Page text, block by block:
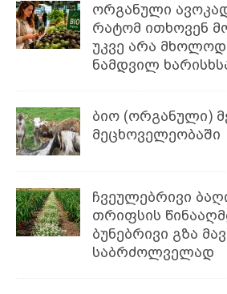
ორგანული
რატომ ითხოვენ
უკვე არა მხოლოდ
ნამდვილ
ბიო (ორგანული)
მეცხოველეობაში
ჩვეულებრივი
თრიფსის
ბუნებრივი გზა
საბრძოლველად